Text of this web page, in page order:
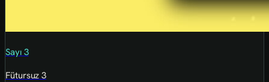
Sayı 3
Fütursuz 3